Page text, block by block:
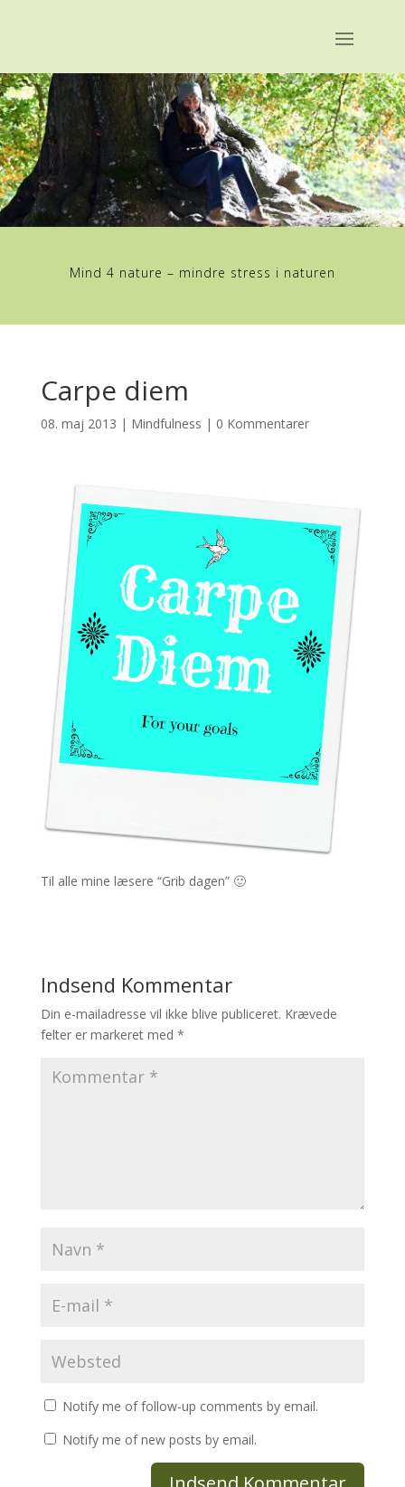
Mind 4 nature – mindre stress i naturen
Carpe diem
08. maj 2013 | Mindfulness | 0 Kommentarer
Til alle mine læsere “Grib dagen” 🙂
Indsend Kommentar
Din e-mailadresse vil ikke blive publiceret. Krævede
felter er markeret med *
Notify me of follow-up comments by email.
Notify me of new posts by email.